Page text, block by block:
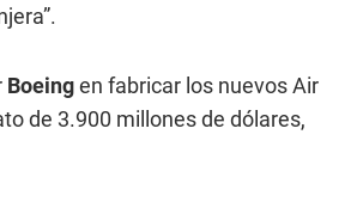
Boeingen fabricar los nuevos Air
de 3.900 millones de dólares,